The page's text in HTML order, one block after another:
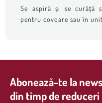
Se aspiră și se curăță
pentru covoare sau în
Abonează-te la
din timp de